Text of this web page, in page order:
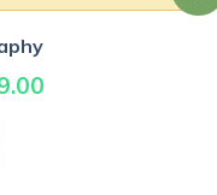
当